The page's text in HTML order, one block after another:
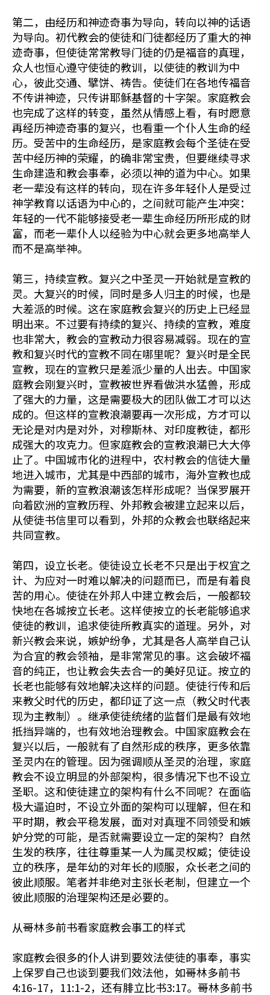
第二，由经历和神迹奇事为导向，转向以神的话语
为导向。初代教会的使徒和门徒都经历了重大的神
迹奇事，但使徒常常教导门徒的仍是福音的真理，
众人也恒心遵守使徒的教训，以使徒的教训为中
心，彼此交通、擘饼、祷告。使徒们在各地传福音
不传讲神迹，只传讲耶稣基督的十字架。家庭教会
也完成了这样的转变，虽然从情感上看，有时愿意
再经历神迹奇事的复兴，也看重一个仆人生命的经
历。受苦中的生命经历，是家庭教会每个圣徒在受
苦中经历神的荣耀，的确非常宝贵，但要继续寻求
生命建造和教会事奉，必须以神的道为中心。如果
老一辈没有这样的转向，现在许多年轻仆人是受过
神学教育以话语为中心的，之间就可能产生冲突：
年轻的一代不能够接受老一辈生命经历所形成的财
富，而老一辈仆人以经验为中心就会更多地高举人
而不是高举神。
第三，持续宣教。复兴之中圣灵一开始就是宣教的
灵。大复兴的时候，同时是多人归主的时候，也是
大差派的时候。这在家庭教会复兴的历史上已经显
明出来。不过要有持续的复兴、持续的宣教，难度
也非常大，教会的宣教动力很容易减弱。现在的宣
教和复兴时代的宣教不同在哪里呢？复兴时是全民
宣教，现在的宣教只是差派少量的人出去。中国家
庭教会刚复兴时，宣教被世界看做洪水猛兽，形成
了强大的力量，这是需要极大的团队做工才可以达
成的。但这样的宣教浪潮要再一次形成，方才可以
无论是对内是对外，对穆斯林、对印度教徒，都形
成强大的攻克力。但家庭教会的宣教浪潮已大大停
止了。中国城市化的进程中，农村教会的信徒大量
地进入城市，尤其是中西部的城市，海外宣教也成
为需要，新的宣教浪潮该怎样形成呢？当保罗展开
向着欧洲的宣教历程、外邦教会被建立起来以后，
从使徒书信里可以看到，外邦的众教会也联络起来
共同宣教。
第四，设立长老。使徒设立长老不只是出于权宜之
计、为应对一时难以解决的问题而已，而是有着良
苦的用心。使徒在外邦人中建立教会后，一般都较
快地在各城按立长老。这样使按立的长老能够追求
使徒的教训，追求使徒所教真实的道理。另外，对
新兴教会来说，嫉妒纷争，尤其是各人高举自己认
为合宜的教会领袖，是非常常见的事。这会破坏福
音的纯正，也让教会失去合一的美好见证。按立的
长老也能够有效地解决这样的问题。使徒行传和后
来教父时代的历史，都印证了这一点（教父时代表
现为主教制）。继承使徒统绪的监督们是最有效地
抵挡异端的，也有效地治理教会。中国家庭教会在
复兴以后，一般就有了自然形成的秩序，更多依靠
圣灵内在的管理。因为强调顺从圣灵的治理，家庭
教会不设立明显的外部架构，很多情况下也不设立
圣职。这和使徒建立的架构有什么不同呢？在面临
极大逼迫时，不设立外面的架构可以理解，但在和
平时期，教会平稳发展，面对对真理不同领受和嫉
妒分党的可能，是否就需要设立一定的架构？自然
生发的秩序，往往尊重某一人为属灵权威；使徒设
立的秩序，是年幼的对年长的顺服，众长老之间的
彼此顺服。笔者并非绝对主张长老制，但建立一个
彼此顺服的治理架构还是必要的。
从哥林多前书看家庭教会事工的样式
家庭教会很多的仆人讲到要效法使徒的事奉，事实
上保罗自己也谈到要我们效法他，如哥林多前书
4:16-17，11:1-2，还有腓立比书3:17。哥林多前书